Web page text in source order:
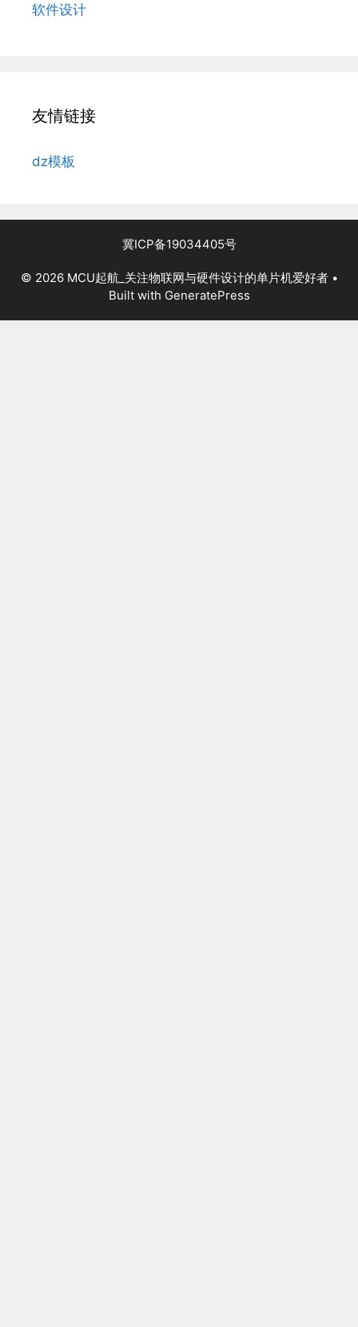
软件设计
友情链接
dz模板
冀ICP备19034405号
© 2026 MCU起航_关注物联网与硬件设计的单片机爱好者•
Built with GeneratePress